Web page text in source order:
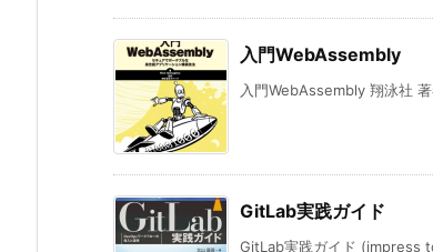
入門WebAssembly
入門WebAssembly 翔泳社
GitLab実践ガイド
GitLab実践ガイド (impress